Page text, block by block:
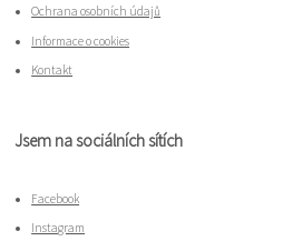
Ochrana osobních údajů
Informace o cookies
Kontakt
Jsem na sociálních sítích
Facebook
Instagram